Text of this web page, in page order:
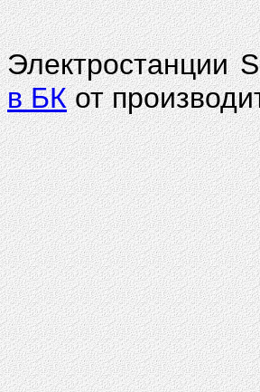
Электростанции
в БКот